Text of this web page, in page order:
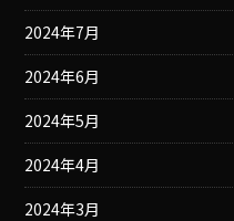
2024年7月
2024年6月
2024年5月
2024年4月
2024年3月